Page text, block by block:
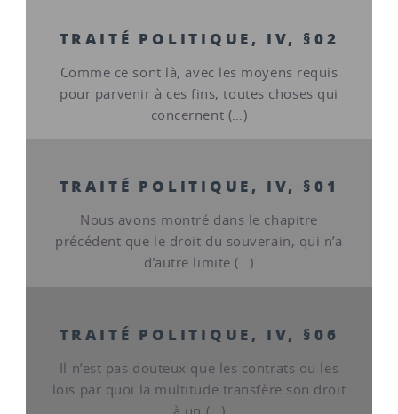
TRAITÉ POLITIQUE, IV, §02
Comme ce sont là, avec les moyens requis
pour parvenir à ces fins, toutes choses qui
concernent (…)
TRAITÉ POLITIQUE, IV, §01
Nous avons montré dans le chapitre
précédent que le droit du souverain, qui n’a
d’autre limite (…)
TRAITÉ POLITIQUE, IV, §06
Il n’est pas douteux que les contrats ou les
lois par quoi la multitude transfère son droit
à un (…)